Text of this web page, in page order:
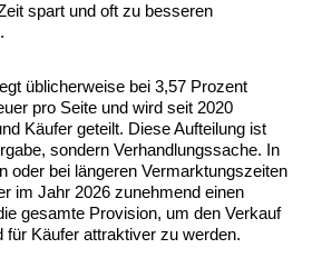
spart und oft zu besseren
üblicherweise bei 3,57 Prozent
pro Seite und wird seit 2020
Käufer geteilt. Diese Aufteilung ist
sondern Verhandlungssache. In
oder bei längeren Vermarktungszeiten
im Jahr 2026 zunehmend einen
gesamte Provision, um den Verkauf
für Käufer attraktiver zu werden.